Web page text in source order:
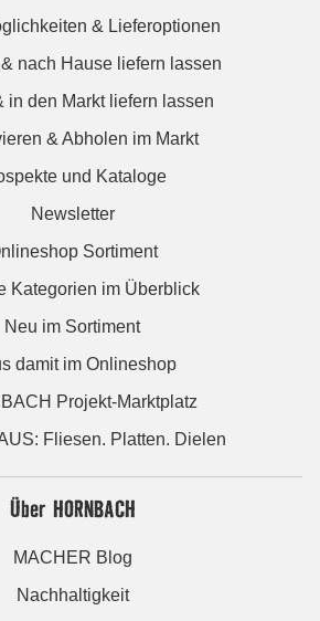
& Lieferoptionen
nach Hause liefern lassen
in den Markt liefern lassen
& Abholen im Markt
und Kataloge
Newsletter
Sortiment
Kategorien im Überblick
Neu im Sortiment
damit im Onlineshop
Projekt-Marktplatz
Fliesen. Platten. Dielen
Über HORNBACH
MACHER Blog
Nachhaltigkeit